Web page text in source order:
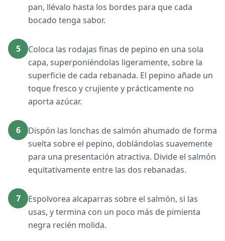
pan, llévalo hasta los bordes para que cada
bocado tenga sabor.
5
Coloca las rodajas finas de pepino en una sola
capa, superponiéndolas ligeramente, sobre la
superficie de cada rebanada. El pepino añade un
toque fresco y crujiente y prácticamente no
aporta azúcar.
6
Dispón las lonchas de salmón ahumado de forma
suelta sobre el pepino, doblándolas suavemente
para una presentación atractiva. Divide el salmón
equitativamente entre las dos rebanadas.
7
Espolvorea alcaparras sobre el salmón, si las
usas, y termina con un poco más de pimienta
negra recién molida.